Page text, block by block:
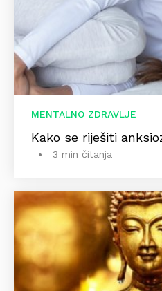
MENTALNO ZDRAVLJE
Kako se riješiti
3 min čitanja